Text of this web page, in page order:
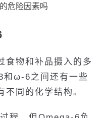
危险因素吗
食物和补品摄入的多
和ω-6之间还有一些
不同的化学结构。